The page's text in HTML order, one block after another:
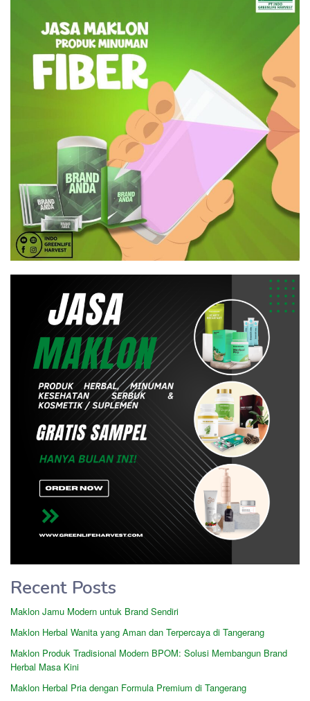
Recent Posts
Maklon Jamu Modern untuk Brand Sendiri
Maklon Herbal Wanita yang Aman dan Terpercaya di Tangerang
Maklon Produk Tradisional Modern BPOM: Solusi Membangun Brand
Herbal Masa Kini
Maklon Herbal Pria dengan Formula Premium di Tangerang